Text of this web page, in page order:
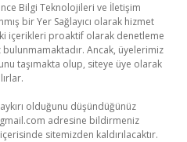
Bilgi Teknolojileri ve İletişim
bir Yer Sağlayıcı olarak hizmet
içerikleri proaktif olarak denetleme
Ancak, üyelerimiz
taşımakta olup, siteye üye olarak
olduğunu düşündüğünüz
adresine bildirmeniz
sitemizden kaldırılacaktır.